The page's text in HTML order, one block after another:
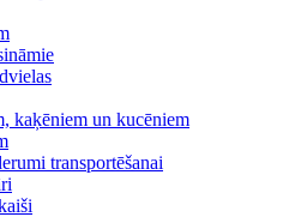
kaķēniem un kucēniem
transportēšanai